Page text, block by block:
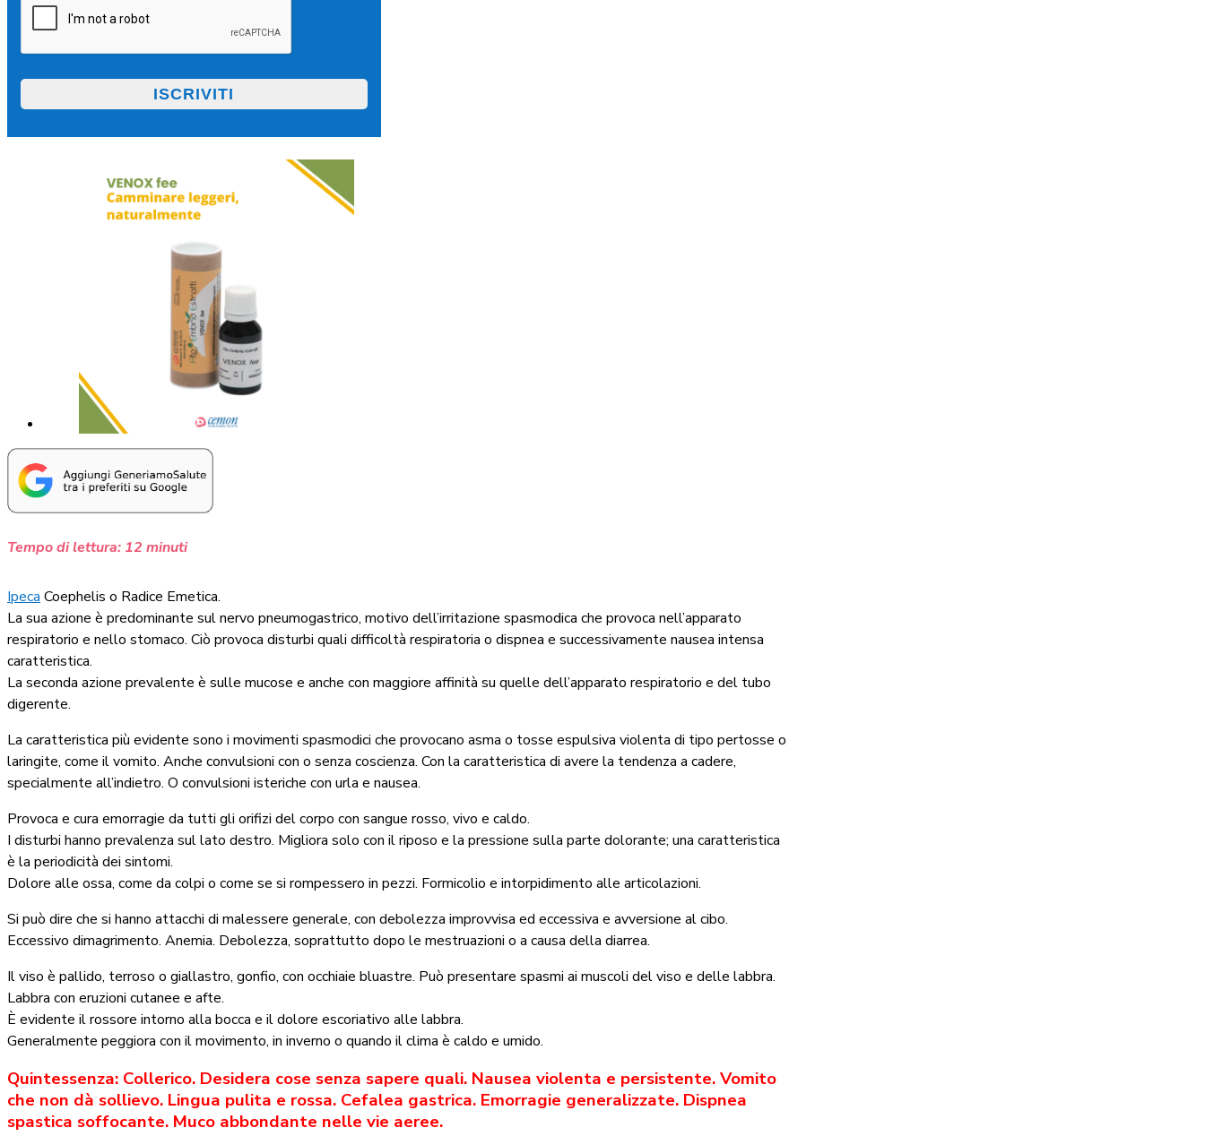
Tempo di lettura: 12 minuti
Ipeca Coephelis o Radice Emetica.
La sua azione è predominante sul nervo pneumogastrico, motivo dell’irritazione spasmodica che provoca nell’apparato
respiratorio e nello stomaco. Ciò provoca disturbi quali difficoltà respiratoria o dispnea e successivamente nausea intensa
caratteristica.
La seconda azione prevalente è sulle mucose e anche con maggiore affinità su quelle dell’apparato respiratorio e del tubo
digerente.
La caratteristica più evidente sono i movimenti spasmodici che provocano asma o tosse espulsiva violenta di tipo pertosse o
laringite, come il vomito. Anche convulsioni con o senza coscienza. Con la caratteristica di avere la tendenza a cadere,
specialmente all’indietro. O convulsioni isteriche con urla e nausea.
Provoca e cura emorragie da tutti gli orifizi del corpo con sangue rosso, vivo e caldo.
I disturbi hanno prevalenza sul lato destro. Migliora solo con il riposo e la pressione sulla parte dolorante; una caratteristica
è la periodicità dei sintomi.
Dolore alle ossa, come da colpi o come se si rompessero in pezzi. Formicolio e intorpidimento alle articolazioni.
Si può dire che si hanno attacchi di malessere generale, con debolezza improvvisa ed eccessiva e avversione al cibo.
Eccessivo dimagrimento. Anemia. Debolezza, soprattutto dopo le mestruazioni o a causa della diarrea.
Il viso è pallido, terroso o giallastro, gonfio, con occhiaie bluastre. Può presentare spasmi ai muscoli del viso e delle labbra.
Labbra con eruzioni cutanee e afte.
È evidente il rossore intorno alla bocca e il dolore escoriativo alle labbra.
Generalmente peggiora con il movimento, in inverno o quando il clima è caldo e umido.
Quintessenza: Collerico. Desidera cose senza sapere quali. Nausea violenta e persistente. Vomito
che non dà sollievo. Lingua pulita e rossa. Cefalea gastrica. Emorragie generalizzate. Dispnea
spastica soffocante. Muco abbondante nelle vie aeree.